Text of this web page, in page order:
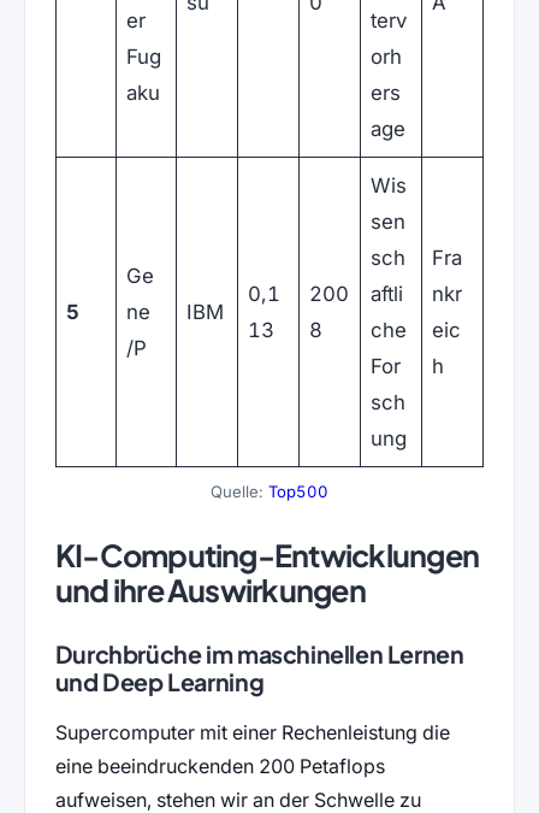
er
Fug
aku
terv
orh
ers
age
5
Ge
ne
/P
IBM
0,1
13
200
8
Wis
sen
sch
aftli
che
For
sch
ung
Fra
nkr
eic
h
Quelle: Top500
KI-Computing-Entwicklungen
und ihre Auswirkungen
Durchbrüche im maschinellen Lernen
und Deep Learning
Supercomputer mit einer Rechenleistung die
eine beeindruckenden 200 Petaflops
aufweisen, stehen wir an der Schwelle zu